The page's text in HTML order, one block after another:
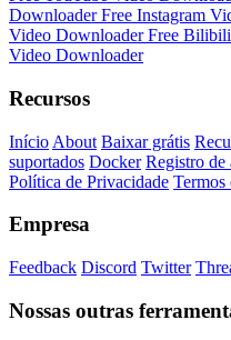
DownloaderFree Instagram
Video DownloaderFree
Video Downloader
Recursos
Início About Baixar grátis
suportados Docker Registro de
Política de Privacidade Termos
Empresa
Feedback Discord Twitter
Nossas outras